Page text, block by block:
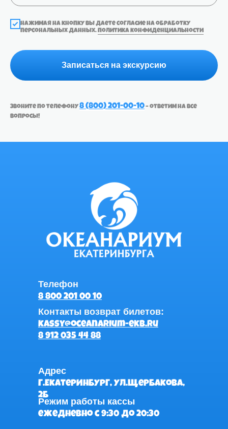
Нажимая на кнопку Вы даете согласие на обработку
персональных данных.Политика конфиденциальности
Записаться на экскурсию
Звоните по телефону8 (800) 201-00-10– ответим на все
вопросы!
Телефон
8 800 201 00 10
Контакты возврат билетов:
kassy@oceanarium-ekb.ru
8 912 035 44 88
Адрес
г.Екатеринбург, ул.Щербакова,
2Б
Режим работы кассы
ежедневно с 9:30 до 20:30